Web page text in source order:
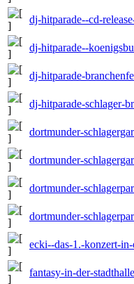
dj-hitparade--cd-
dj-hitparade--
dj-hitparade-
dj-hitparade-schlager-
dortmunder-
dortmunder-
dortmunder-
dortmunder-
ecki--das-1.-konzert-
fantasy-in-der-